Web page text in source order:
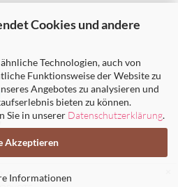
Cookies und andere
Technologien, auch von
Funktionsweise der Website zu
Angebotes zu analysieren und
bieten zu können.
Sie in unserer Datenschutzerklärung.
Akzeptieren
Informationen
MIT
/ 5)